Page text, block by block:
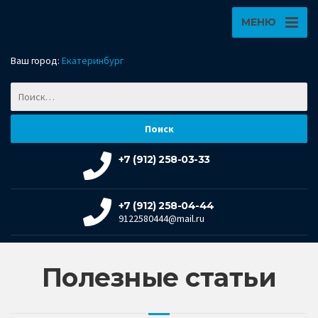
Ваш город: Екатеринбург
МЕНЮ
+7 (912) 258-03-33
+7 (912) 258-04-44
9122580444@mail.ru
Полезные статьи